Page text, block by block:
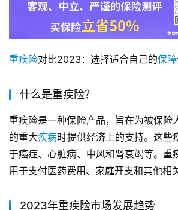
重疾险对比2023：选择适合自己的保障
什么是重疾险？
重疾险是一种保险产品，旨在为被保险
的重大疾病时提供经济上的支持。这些
于癌症、心脏病、中风和肾衰竭等。重
用于支付医药费用、家庭开支和其他相
2023年重疾险市场发展趋势